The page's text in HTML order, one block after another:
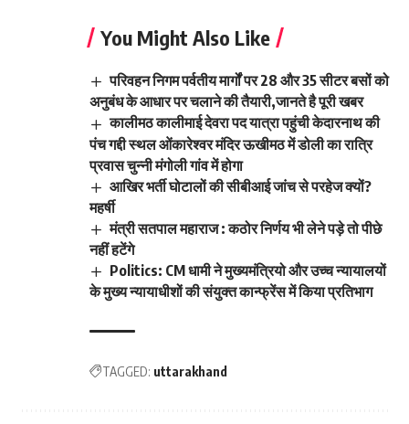
You Might Also Like
परिवहन निगम पर्वतीय मार्गों पर 28 और 35 सीटर बसों को
अनुबंध के आधार पर चलाने की तैयारी,जानते है पूरी खबर
कालीमठ कालीमाई देवरा पद यात्रा पहुंची केदारनाथ की
पंच गद्दी स्थल ओंकारेश्वर मंदिर ऊखीमठ में डोली का रात्रि
प्रवास चुन्नी मंगोली गांव में होगा
आखिर भर्ती घोटालों की सीबीआई जांच से परहेज क्यों?
महर्षी
मंत्री सतपाल महाराज : कठोर निर्णय भी लेने पड़े तो पीछे
नहीं हटेंगे
Politics: CM धामी ने मुख्यमंत्रियो और उच्च न्यायालयों
के मुख्य न्यायाधीशों की संयुक्त कान्फ्रेंस में किया प्रतिभाग
TAGGED: uttarakhand